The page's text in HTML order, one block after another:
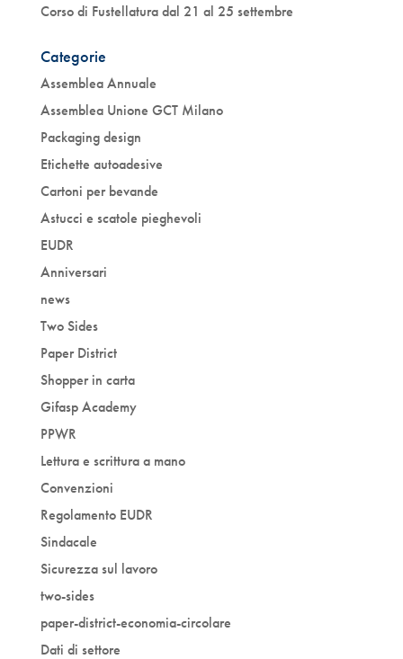
Corso di Fustellatura dal 21 al 25 settembre
Categorie
Assemblea Annuale
Assemblea Unione GCT Milano
Packaging design
Etichette autoadesive
Cartoni per bevande
Astucci e scatole pieghevoli
EUDR
Anniversari
news
Two Sides
Paper District
Shopper in carta
Gifasp Academy
PPWR
Lettura e scrittura a mano
Convenzioni
Regolamento EUDR
Sindacale
Sicurezza sul lavoro
two-sides
paper-district-economia-circolare
Dati di settore